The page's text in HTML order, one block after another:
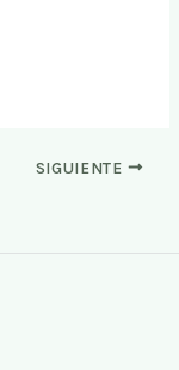
SIGUIENTE